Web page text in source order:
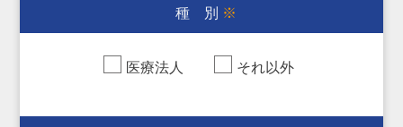
種 別 ※
医療法人 それ以外